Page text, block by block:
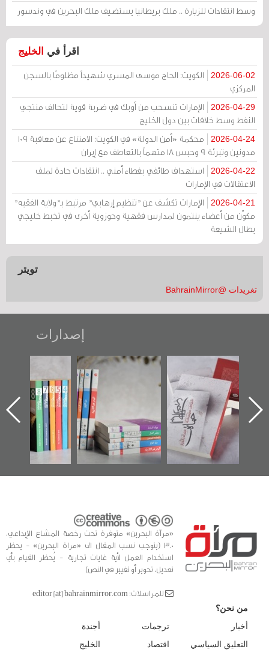
وسط انتقادات للزيارة .. ملك بريطانيا يستضيف ملك البحرين في وندسور
اقرأ في الخليج
2026-06-02
الكويت: الحاج موسى المسري شهيداً مظلومًا بالسجن
المركزي
2026-04-29
الإمارات تنسحب من أوبك في ضربة قوية لتحالف منتجي
النفط وسط خلافات بين دول الخليج
2026-04-24
محكمة «أمن الدولة» في الكويت: الامتناع عن معاقبة 109
مدونين وتبرئة 9 وحبس 18 متهماً بالتعاطف مع إيران
2026-04-22
استهداف طائفي بغطاء أمني .. انتقادات حادة لملف
الاعتقالات في الإمارات
2026-04-21
الإمارات تكشف عن "تنظيم إرهابي" مرتبط بـ"ولاية الفقيه"
مكوّن من أعضاء ينتمون لمدارس فقهية وحوزوية أخرى في تخبط خليجي
يطال الشيعة
تويتر
تغريدات @BahrainMirror
إصدارات
تصنيف موضوعي
للوثائق البريطانية
يقدمه «مركز أوال»
في سلسلة من 5
كتب
"مرآة البحرين"
جديدة لمعتقل
عسكري تصدر
«مرآة البحرين»
«مرآة البحرين» متوفرة تحت رخصة المشاع الإبداعي،
3.0 (يتوجب نسب المقال الى «مراة البحرين» - يحظر
استخدام العمل لأية غايات تجارية - يُحظر القيام بأي
تعديل، تحوير أو تغيير في النص)
للمراسلات: editor [at] bahrainmirror.com
من نحن؟
أخبار
التعليق السياسي
ترجمات
اقتصاد
أجندة
الخليج